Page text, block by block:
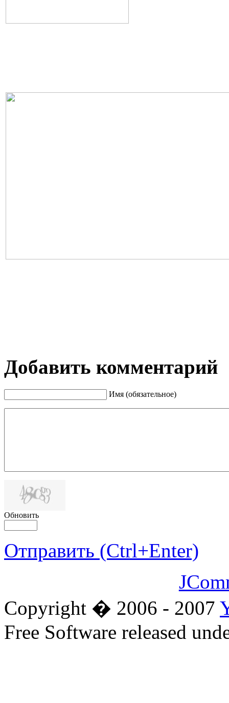
Добавить комментарий
Имя (обязательное)
Обновить
Отправить (Ctrl+Enter)
Copyright � 2006 - 2007
Free Software released